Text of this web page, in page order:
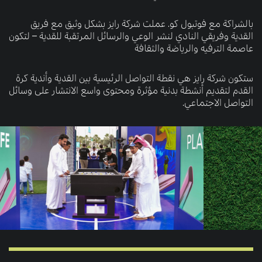
بالشراكة مع فوتبول كو. عملت شركة رايز بشكل وثيق مع فريق
القدية وفريقي النادي لنشر الوعي والرسائل المرتقبة للقدية – لتكون
عاصمة الترفيه والرياضة والثقافة
ستكون شركة رايز هي نقطة التواصل الرئيسية بين القدية وأندية كرة
القدم لتقديم أنشطة بدنية مؤثرة ومحتوى واسع الانتشار على وسائل
التواصل الاجتماعي.